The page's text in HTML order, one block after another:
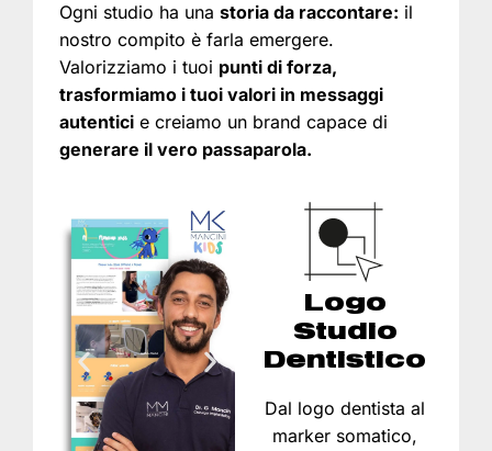
Ogni studio ha una storia da raccontare: il
nostro compito è farla emergere.
Valorizziamo i tuoi punti di forza,
trasformiamo i tuoi valori in messaggi
autentici e creiamo un brand capace di
generare il vero passaparola.
Logo
Studio
Dentistico
Dal logo dentista al
marker somatico,